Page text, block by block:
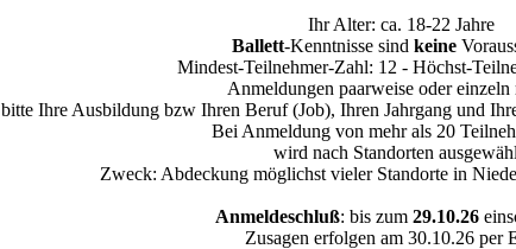
Ihr Alter: ca. 18-22 Jahre
Ballett-Kenntnisse sind keine
Mindest-Teilnehmer-Zahl: 12 - Höchst-
Anmeldungen paarweise oder einzeln
bitte Ihre Ausbildung bzw Ihren Beruf (Job), Ihren Jahrgang und
Bei Anmeldung von mehr als 20
wird nach Standorten
Zweck: Abdeckung möglichst vieler Standorte in
Anmeldeschluß: bis zum 29.10.26
Zusagen erfolgen am 30.10.26 per